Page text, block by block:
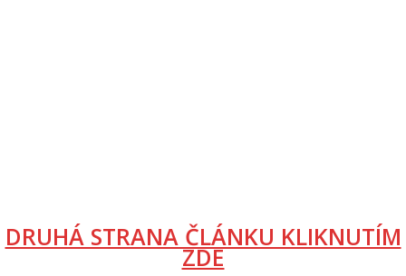
DRUHÁ STRANA ČLÁNKU KLIKNUTÍM
ZDE